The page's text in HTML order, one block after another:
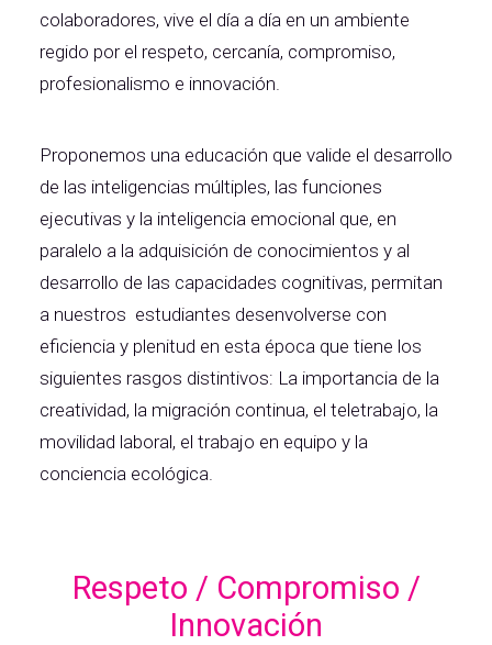
colaboradores, vive el día a día en un ambiente
regido por el respeto, cercanía, compromiso,
profesionalismo e innovación.
Proponemos una educación que valide el desarrollo
de las inteligencias múltiples, las funciones
ejecutivas y la inteligencia emocional que, en
paralelo a la adquisición de conocimientos y al
desarrollo de las capacidades cognitivas, permitan
a nuestros estudiantes desenvolverse con
eficiencia y plenitud en esta época que tiene los
siguientes rasgos distintivos: La importancia de la
creatividad, la migración continua, el teletrabajo, la
movilidad laboral, el trabajo en equipo y la
conciencia ecológica.
Respeto / Compromiso /
Innovación